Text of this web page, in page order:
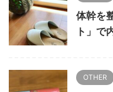
体幹を
ト」で
OTHER